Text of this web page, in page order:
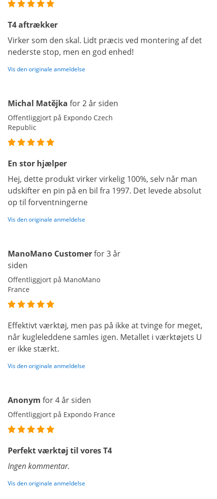
T4 aftrækker
Virker som den skal. Lidt præcis ved montering af det
nederste stop, men en god enhed!
Vis den originale anmeldelse
Michal Matějka for 2 år siden
Offentliggjort på Expondo Czech
Republic
En stor hjælper
Hej, dette produkt virker virkelig 100%, selv når man
udskifter en pin på en bil fra 1997. Det levede absolut
op til forventningerne
Vis den originale anmeldelse
ManoMano Customerfor 3 år
siden
Offentliggjort på ManoMano
France
Effektivt værktøj, men pas på ikke at tvinge for meget,
når kugleleddene samles igen. Metallet i værktøjets U
er ikke stærkt.
Vis den originale anmeldelse
Anonym for 4 år siden
Offentliggjort på Expondo France
Perfekt værktøj til vores T4
Ingen kommentar.
Vis den originale anmeldelse